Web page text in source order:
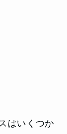
はいくつか